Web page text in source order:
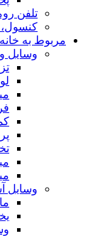
تلفن
کنسول،
مربوط به خانه
وسایل و
وسایل